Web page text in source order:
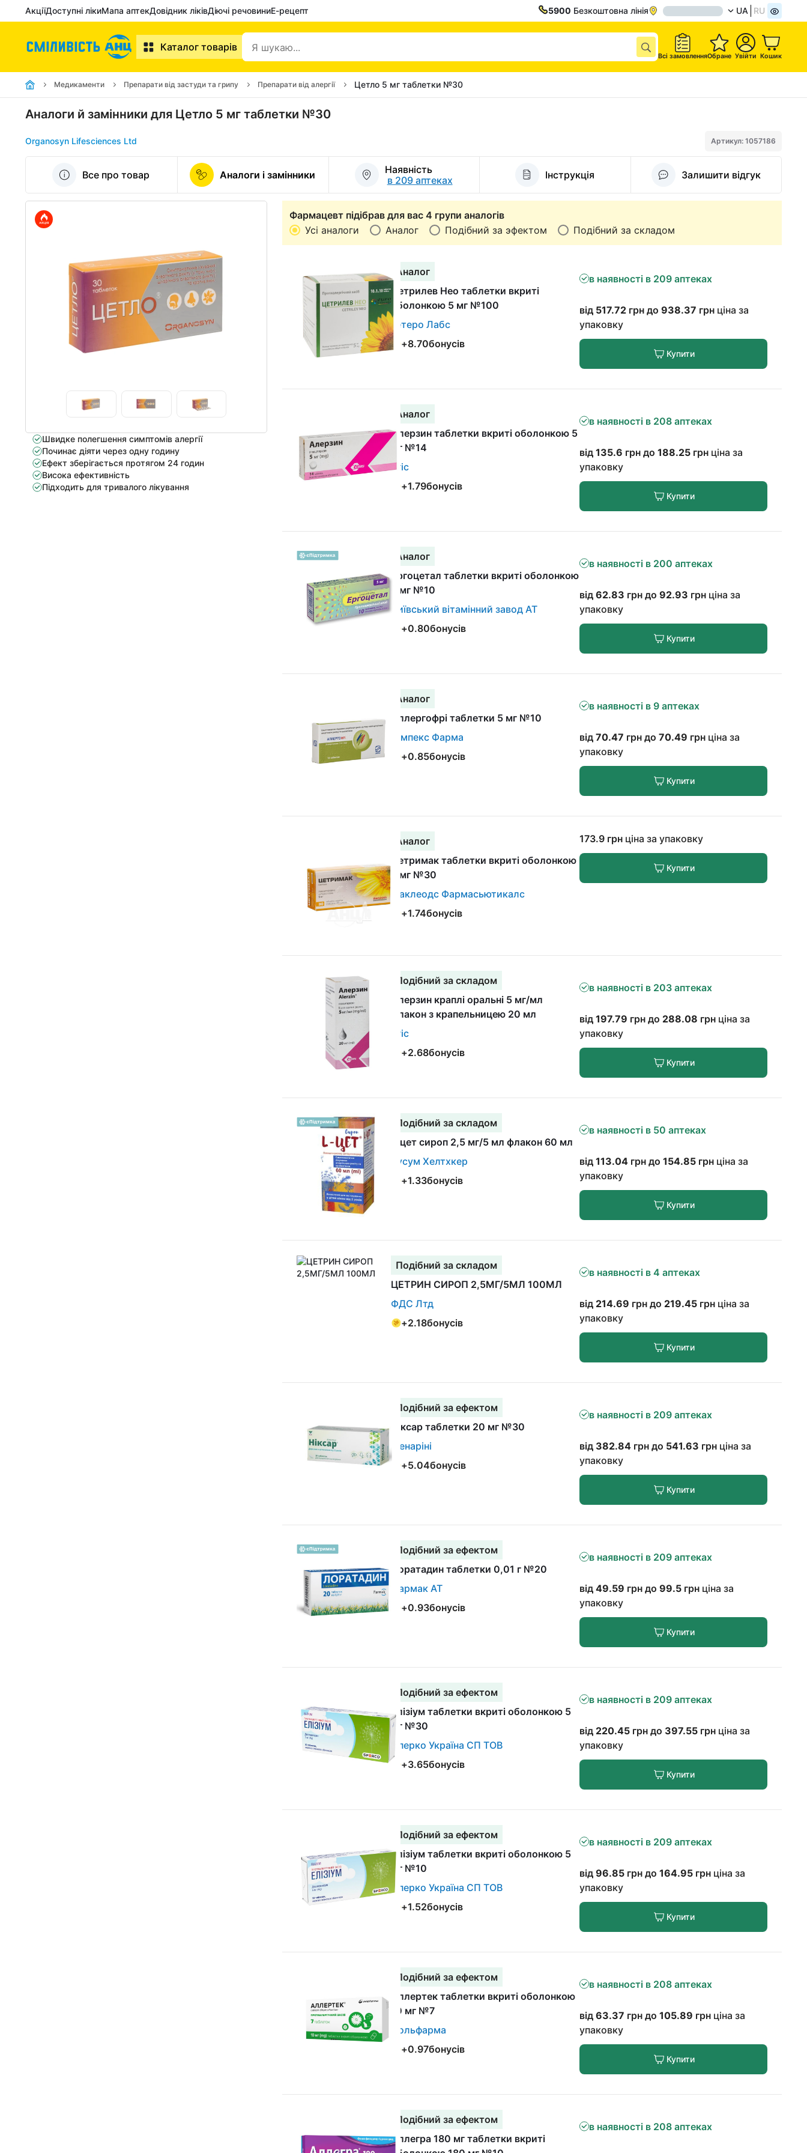
АкціїДоступні лікиМапа аптекДовідник ліківДіючі речовиниЕ-рецепт 5900 Безкоштовна лінія UA RU
Каталог товарів
Всі замовленняОбране Увійти Кошик
Медикаменти Препарати від застуди та грипу Препарати від алергії Цетло 5 мг таблетки №30
Аналоги й замінники для Цетло 5 мг таблетки №30
Organosyn Lifesciences Ltd Артикул: 1057186
Все про товар Аналоги і замінники
Наявність
в 209 аптеках
Інструкція Залишити відгук
1
of
3
Швидке полегшення симптомів алергії
Починає діяти через одну годину
Ефект зберігається протягом 24 годин
Висока ефективність
Підходить для тривалого лікування
Фармацевт підібрав для вас 4 групи аналогів
Усі аналоги
Аналог Подібний за эфектом Подібний за складом
Аналог
Цетрилев Нео таблетки вкриті
оболонкою 5 мг №100
Гетеро Лабс
+8.70бонусів
в наявності в 209 аптеках
від 517.72грн до 938.37 грн ціна за
упаковку
Купити
Аналог
Алерзин таблетки вкриті оболонкою 5
мг №14
Егіс
+1.79бонусів
в наявності в 208 аптеках
від 135.6 грн до 188.25грн ціна за
упаковку
Купити
Аналог
Ергоцетал таблетки вкриті оболонкою
5 мг №10
Київський вітамінний завод АТ
+0.80бонусів
в наявності в 200 аптеках
від 62.83 грн до 92.93 грн ціна за
упаковку
Купити
Аналог
Аллергофрі таблетки 5 мг №10
Сімпекс Фарма
+0.85бонусів
в наявності в 9 аптеках
від 70.47 грн до 70.49 грн ціна за
упаковку
Купити
Аналог
Цетримак таблетки вкриті оболонкою
5 мг №30
Маклеодс Фармасьютикалс
+1.74бонусів
173.9 грн ціна за упаковку
Купити
Подібний за складом
Алерзин краплі оральні 5 мг/мл
флакон з крапельницею 20 мл
Егіс
+2.68бонусів
в наявності в 203 аптеках
від 197.79 грн до 288.08 грн ціна за
упаковку
Купити
Подібний за складом
L-цет сироп 2,5 мг/5 мл флакон 60 мл
Кусум Хелтхкер
+1.33бонусів
в наявності в 50 аптеках
від 113.04грн до 154.85грн ціна за
упаковку
Купити
Подібний за складом
ЦЕТРИН СИРОП 2,5МГ/5МЛ 100МЛ
ФДС Лтд
+2.18бонусів
в наявності в 4 аптеках
від 214.69 грн до 219.45грн ціна за
упаковку
Купити
Подібний за ефектом
Ніксар таблетки 20 мг №30
Менаріні
+5.04бонусів
в наявності в 209 аптеках
від 382.84грн до 541.63 грн ціна за
упаковку
Купити
Подібний за ефектом
Лоратадин таблетки 0,01 г №20
Фармак АТ
+0.93бонусів
в наявності в 209 аптеках
від 49.59 грн до 99.5грн ціна за
упаковку
Купити
Подібний за ефектом
Елізіум таблетки вкриті оболонкою 5
мг №30
Сперко Україна СП ТОВ
+3.65бонусів
в наявності в 209 аптеках
від 220.45грн до 397.55грн ціна за
упаковку
Купити
Подібний за ефектом
Елізіум таблетки вкриті оболонкою 5
мг №10
Сперко Україна СП ТОВ
+1.52бонусів
в наявності в 209 аптеках
від 96.85грн до 164.95грн ціна за
упаковку
Купити
Подібний за ефектом
Аллертек таблетки вкриті оболонкою
10 мг №7
Польфарма
+0.97бонусів
в наявності в 208 аптеках
від 63.37 грн до 105.89 грн ціна за
упаковку
Купити
Подібний за ефектом
Аллегра 180 мг таблетки вкриті
в наявності в 208 аптеках